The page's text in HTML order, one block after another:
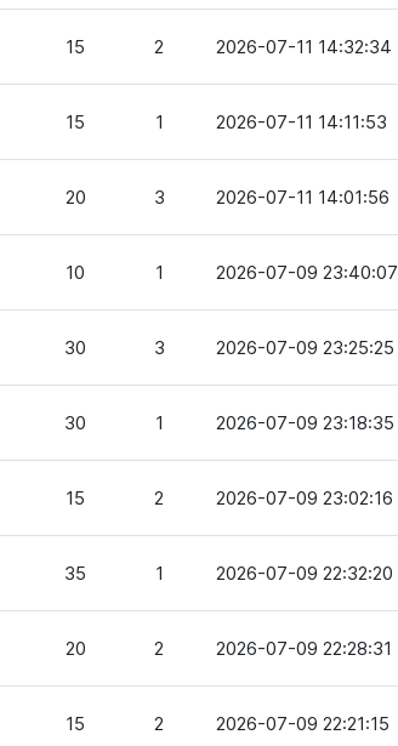
15 2 2026-07-11 14:32:34
15 1 2026-07-11 14:11:53
20 3 2026-07-11 14:01:56
10 1 2026-07-09 23:40:07
30 3 2026-07-09 23:25:25
30 1 2026-07-09 23:18:35
15 2 2026-07-09 23:02:16
35 1 2026-07-09 22:32:20
20 2 2026-07-09 22:28:31
15 2 2026-07-09 22:21:15